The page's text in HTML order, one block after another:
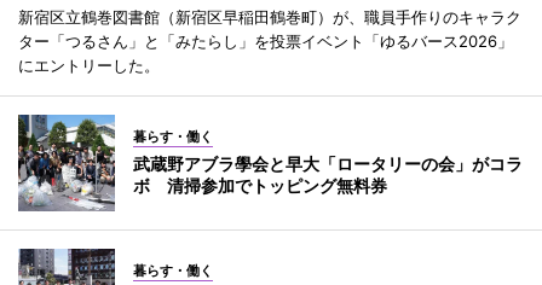
新宿区立鶴巻図書館（新宿区早稲田鶴巻町）が、職員手作りのキャラク
ター「つるさん」と「みたらし」を投票イベント「ゆるバース2026」
にエントリーした。
暮らす・働く
武蔵野アブラ學会と早大「ロータリーの会」がコラ
ボ 清掃参加でトッピング無料券
暮らす・働く